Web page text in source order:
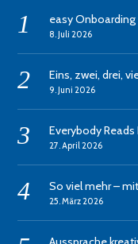
easy Onboarding
8. Juli 2026
Eins, zwei, drei,
9. Juni 2026
Everybody Reads
27. April 2026
So viel mehr –
25. März 2026